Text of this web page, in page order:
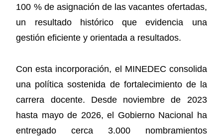
100 % de asignación de las vacantes ofertadas,
un resultado histórico que evidencia una
gestión eficiente y orientada a resultados.
Con esta incorporación, el MINEDEC consolida
una política sostenida de fortalecimiento de la
carrera docente. Desde noviembre de 2023
hasta mayo de 2026, el Gobierno Nacional ha
entregado cerca 3.000 nombramientos